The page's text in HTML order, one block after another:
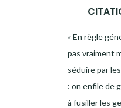
« En règle
pas vraiment
séduire par
: on enfile de
à fusiller les